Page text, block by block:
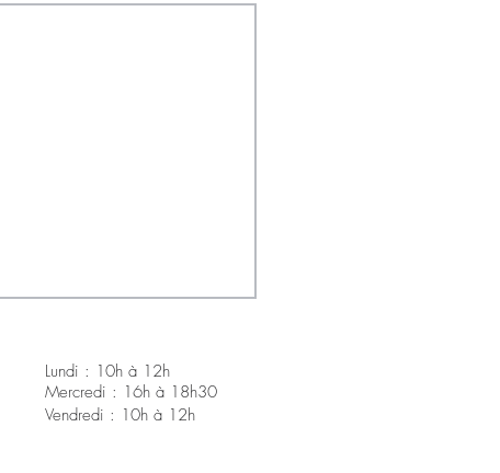
Lundi : 10h à 12h
Mercredi : 16h à 18h30
Vendredi : 10h à 12h